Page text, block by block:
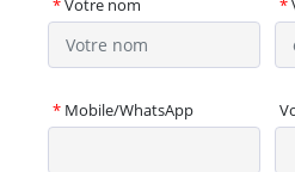
*Votre nom *
* Mobile/WhatsApp